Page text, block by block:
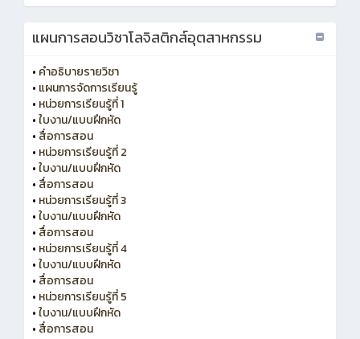
แผนการสอนวิชาโลจิสติกส์อุตสาหกรรม
• คำอธิบายรายวิชา
• แผนการจัดการเรียนรู้
• หน่วยการเรียนรู้ที่ 1
•ใบงาน/แบบฝึกหัด
• สื่อการสอน
• หน่วยการเรียนรู้ที่ 2
•ใบงาน/แบบฝึกหัด
• สื่อการสอน
• หน่วยการเรียนรู้ที่ 3
•ใบงาน/แบบฝึกหัด
• สื่อการสอน
• หน่วยการเรียนรู้ที่ 4
•ใบงาน/แบบฝึกหัด
• สื่อการสอน
• หน่วยการเรียนรู้ที่ 5
•ใบงาน/แบบฝึกหัด
• สื่อการสอน